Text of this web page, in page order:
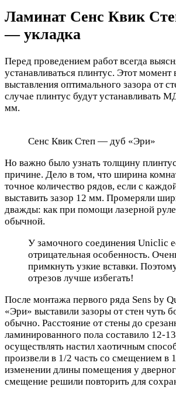
Ламинат Сенс Квик
— укладка
Перед проведением работ всегда
устанавливаться плинтус. Этот момент
выставления оптимального зазора от
случае плинтус будут устанавливать
мм.
Сенс Квик Степ — дуб «Эри»
Но важно было узнать толщину
причине. Дело в том, что ширина
точное количество рядов, если с
выставить зазор 12 мм. Промеряли
дважды: как при помощи лазерной
обычной.
У замочного соединения Uniclic
отрицательная особенность.
примкнуть узкие вставки.
отрезов лучше избегать!
После монтажа первого ряда Sens by
«Эри» выставили зазоры от стен чуть
обычно. Расстояние от стены до
ламинированного пола составило 12-
осуществлять настил хаотичным
произвели в 1/2 часть со смещением в
изменении длины помещения у
смещение решили повторить для